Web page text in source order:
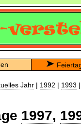
Jahr | 1992 | 1993
1997,